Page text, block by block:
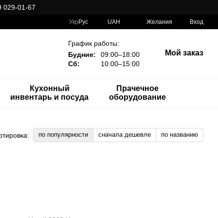
029-01-67
Укр Рус UAH Желания Вход
График работы:
Будние:
09:00–18:00
Сб:
10:00–15:00
Мой заказ
Кухонный
инвентарь и посуда
Прачечное
оборудование
по популярности сначала дешевле по названию